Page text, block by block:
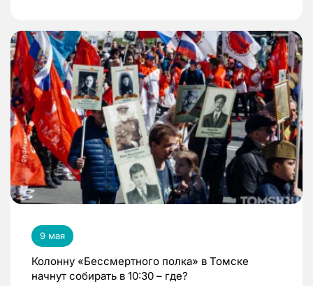
9 мая
Колонну «Бессмертного полка» в Томске
начнут собирать в 10:30 – где?